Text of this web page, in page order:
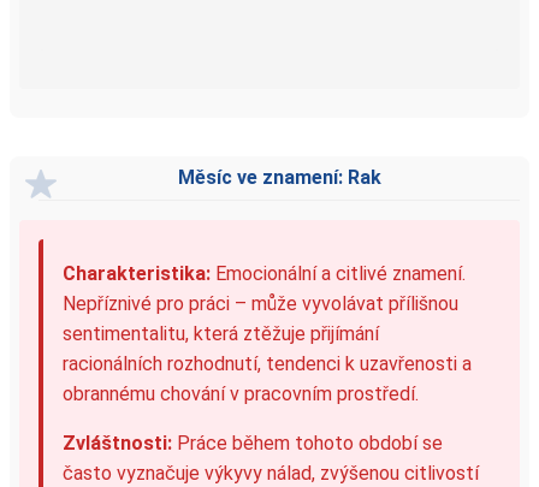
Měsíc ve znamení: Rak
Charakteristika: Emocionální a citlivé znamení.
Nepříznivé pro práci – může vyvolávat přílišnou
sentimentalitu, která ztěžuje přijímání
racionálních rozhodnutí, tendenci k uzavřenosti a
obrannému chování v pracovním prostředí.
Zvláštnosti: Práce během tohoto období se
často vyznačuje výkyvy nálad, zvýšenou citlivostí